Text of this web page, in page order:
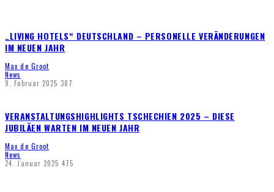
„LIVING HOTELS“ DEUTSCHLAND – PERSONELLE VERÄNDERUNGEN
IM NEUEN JAHR
Max de Groot
News
9. Februar 2025 387
VERANSTALTUNGSHIGHLIGHTS TSCHECHIEN 2025 – DIESE
JUBILÄEN WARTEN IM NEUEN JAHR
Max de Groot
News
24. Januar 2025 475